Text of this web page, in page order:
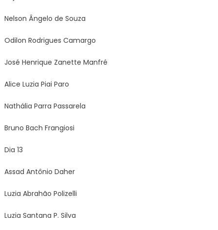
Nelson Ângelo de Souza
Odilon Rodrigues Camargo
José Henrique Zanette Manfré
Alice Luzia Piai Paro
Nathália Parra Passarela
Bruno Bach Frangiosi
Dia 13
Assad Antônio Daher
Luzia Abrahão Polizelli
Luzia Santana P. Silva